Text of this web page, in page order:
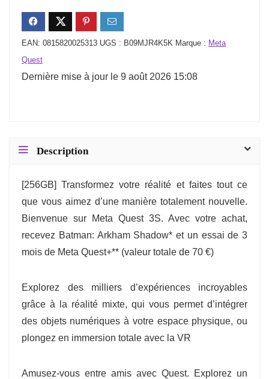
EAN: 0815820025313 UGS : B09MJR4K5K Marque : Meta
Quest
Dernière mise à jour le 9 août 2026 15:08
Description
[256GB] Transformez votre réalité et faites tout ce
que vous aimez d’une manière totalement nouvelle.
Bienvenue sur Meta Quest 3S. Avec votre achat,
recevez Batman: Arkham Shadow* et un essai de 3
mois de Meta Quest+** (valeur totale de 70 €)
Explorez des milliers d’expériences incroyables
grâce à la réalité mixte, qui vous permet d’intégrer
des objets numériques à votre espace physique, ou
plongez en immersion totale avec la VR
Amusez-vous entre amis avec Quest. Explorez un